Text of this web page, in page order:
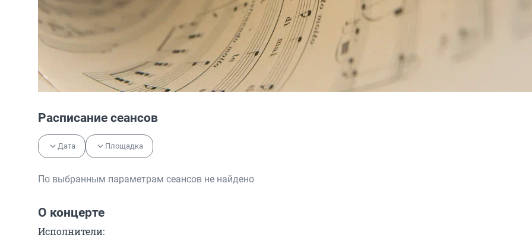
Расписание сеансов
Дата Площадка
По выбранным параметрам сеансов не найдено
О концерте
Исполнители: